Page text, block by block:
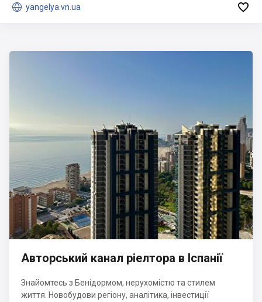
 yangelya.vn.ua 
Авторський канал ріелтора в Іспанії
Знайомтесь з Бенідормом, нерухомістю та стилем
життя. Новобудови регіону, аналітика, інвестиції